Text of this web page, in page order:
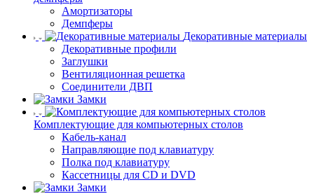
Амортизаторы
Демпферы
Декоративные материалы
Декоративные профили
Заглушки
Вентиляционная решетка
Соединители ДВП
Замки
Комплектующие для компьютерных столов
Кабель-канал
Направляющие под клавиатуру
Полка под клавиатуру
Кассетницы для CD и DVD
Замки